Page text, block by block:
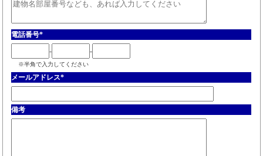
電話番号*
-
-
※半角で入力してください
メールアドレス*
備考